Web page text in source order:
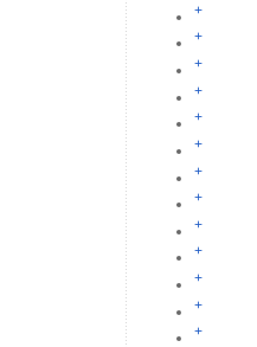
+
+
+
+
+
+
+
+
+
+
+
+
+